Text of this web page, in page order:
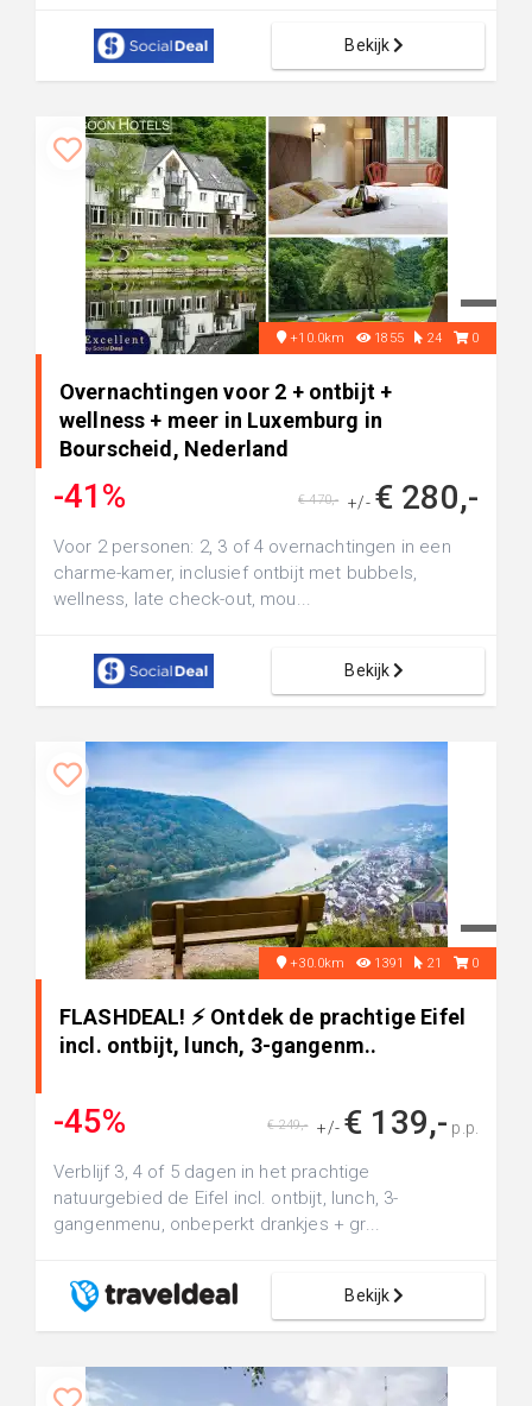
Bekijk
+10.0km 1855 24 0
Overnachtingen voor 2 + ontbijt +
wellness + meer in Luxemburg in
Bourscheid, Nederland
-41% +/- € 280,-
€ 470,-
Voor 2 personen: 2, 3 of 4 overnachtingen in een
charme-kamer, inclusief ontbijt met bubbels,
wellness, late check-out, mou...
Bekijk
+30.0km 1391 21 0
FLASHDEAL! ⚡ Ontdek de prachtige Eifel
incl. ontbijt, lunch, 3-gangenm..
-45% +/- € 139,- p.p.
€ 249,-
Verblijf 3, 4 of 5 dagen in het prachtige
natuurgebied de Eifel incl. ontbijt, lunch, 3-
gangenmenu, onbeperkt drankjes + gr...
Bekijk